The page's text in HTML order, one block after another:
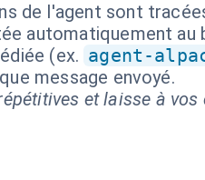
de l'agent sont
automatiquement au
(ex. agent-
message envoyé.
et laisse à